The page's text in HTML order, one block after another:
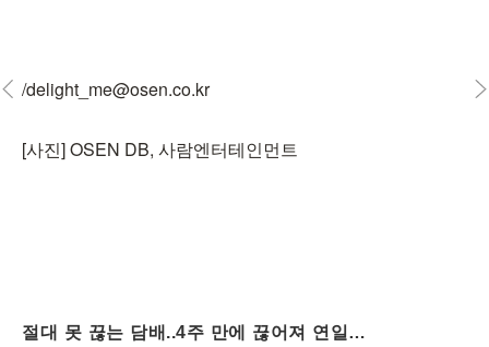
/delight_me@osen.co.kr
[사진] OSEN DB, 사람엔터테인먼트